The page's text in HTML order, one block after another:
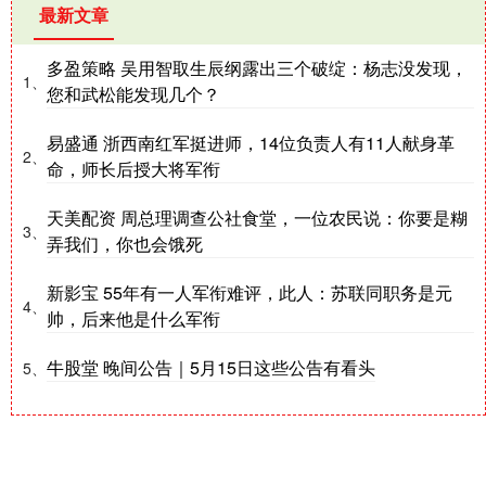
最新文章
1、
多盈策略 吴用智取生辰纲露出三个破绽：杨志没发现，
您和武松能发现几个？
2、
易盛通 浙西南红军挺进师，14位负责人有11人献身革
命，师长后授大将军衔
3、
天美配资 周总理调查公社食堂，一位农民说：你要是糊
弄我们，你也会饿死
4、
新影宝 55年有一人军衔难评，此人：苏联同职务是元
帅，后来他是什么军衔
5、 牛股堂 晚间公告｜5月15日这些公告有看头